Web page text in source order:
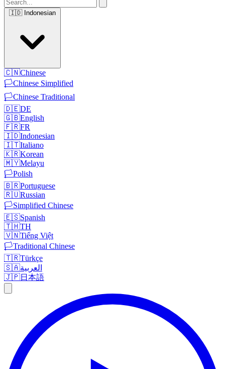
🇮🇩 Indonesian
🇨🇳Chinese
🏳️Chinese Simplified
🏳️Chinese Traditional
🇩🇪DE
🇬🇧English
🇫🇷FR
🇮🇩Indonesian
🇮🇹Italiano
🇰🇷Korean
🇲🇾Melayu
🏳️Polish
🇧🇷Portuguese
🇷🇺Russian
🏳️Simplified Chinese
🇪🇸Spanish
🇹🇭TH
🇻🇳Tiếng Việt
🏳️Traditional Chinese
🇹🇷Türkçe
🇸🇦العربية
🇯🇵日本語